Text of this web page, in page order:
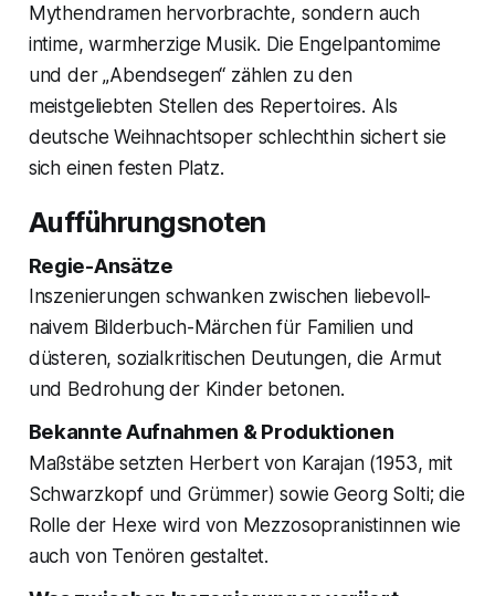
Mythendramen hervorbrachte, sondern auch
intime, warmherzige Musik. Die Engelpantomime
und der „Abendsegen“ zählen zu den
meistgeliebten Stellen des Repertoires. Als
deutsche Weihnachtsoper schlechthin sichert sie
sich einen festen Platz.
Aufführungsnoten
Regie-Ansätze
Inszenierungen schwanken zwischen liebevoll-
naivem Bilderbuch-Märchen für Familien und
düsteren, sozialkritischen Deutungen, die Armut
und Bedrohung der Kinder betonen.
Bekannte Aufnahmen & Produktionen
Maßstäbe setzten Herbert von Karajan (1953, mit
Schwarzkopf und Grümmer) sowie Georg Solti; die
Rolle der Hexe wird von Mezzosopranistinnen wie
auch von Tenören gestaltet.